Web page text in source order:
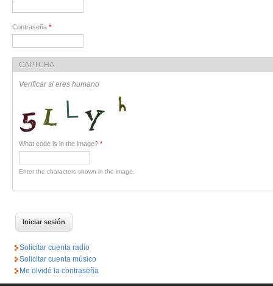
Contraseña *
CAPTCHA
Verificar si eres humano
What code is in the image? *
Enter the characters shown in the image.
Solicitar cuenta radio
Solicitar cuenta músico
Me olvidé la contraseña